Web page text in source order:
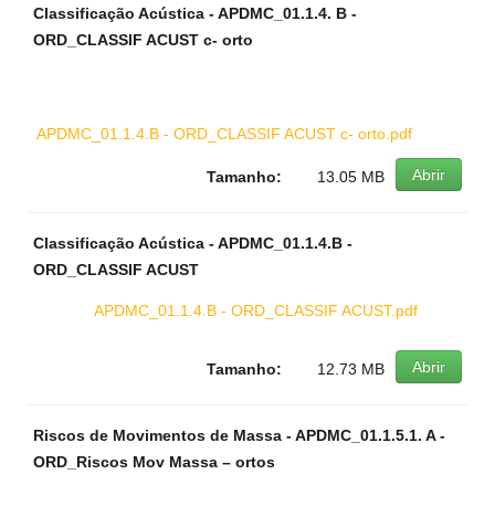
Classificação Acústica - APDMC_01.1.4. B -
ORD_CLASSIF ACUST c- orto
APDMC_01.1.4.B - ORD_CLASSIF ACUST c- orto.pdf
Abrir
Tamanho: 13.05 MB
Classificação Acústica - APDMC_01.1.4.B -
ORD_CLASSIF ACUST
APDMC_01.1.4.B - ORD_CLASSIF ACUST.pdf
Abrir
Tamanho: 12.73 MB
Riscos de Movimentos de Massa - APDMC_01.1.5.1. A -
ORD_Riscos Mov Massa – ortos